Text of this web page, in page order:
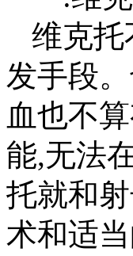
维克托
发手段
血也不
能,无法
托就和
术和适